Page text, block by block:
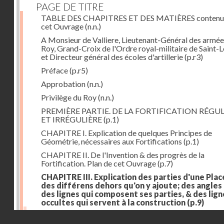
PAGE DE TITRE
TABLE DES CHAPITRES ET DES MATIÈRES
cet Ouvrage(n.n.)
A Monsieur de Valliere, Lieutenant-Général des
Roy, Grand-Croix de l'Ordre royal-militaire de Saint-
et Directeur général des écoles d'artillerie(p.r3)
Préface(p.r5)
Approbation(n.n.)
Privilège du Roy(n.n.)
PREMIÈRE PARTIE. DE LA FORTIFICATION
ET IRRÉGULIÈRE(p.1)
CHAPITRE I. Explication de quelques Principes de
Géométrie, nécessaires aux Fortifications (p.1)
CHAPITRE II. De l'Invention & des progrès de la
Fortification. Plan de cet Ouvrage(p.7)
CHAPITRE III. Explication des parties d'une
des différens dehors qu'on y ajoute; des angles
des lignes qui composent ses parties, & des
occultes qui servent à la construction (p.9)
Des lignes & des angles qui composent les parties